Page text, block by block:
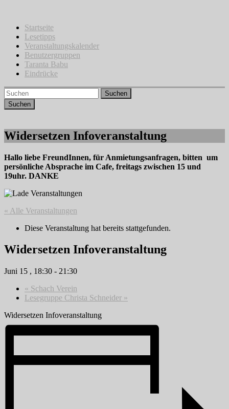
springenStartseite
Lesetipps
Veranstaltungskalender
Benutzergruppen
Taranta Babu
Eindrücke
Suchen
Widersetzen Infoveranstaltung
Hallo liebe FreundInnen, für Anmietungsanfragen, bitten um
persönliche Absprache im Cafe, freitags zwischen 15 und
19uhr. DANKE
« Alle Veranstaltungen
Diese Veranstaltung hat bereits stattgefunden.
Widersetzen Infoveranstaltung
Juni 15 , 18:30 - 21:30
« Schach Verein
Lesegruppe Christa Schneider »
Widersetzen Infoveranstaltung